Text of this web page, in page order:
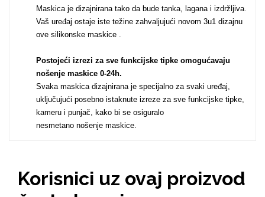
Maskica je dizajnirana tako da bude tanka, lagana i izdržljiva.
Vaš uređaj ostaje iste težine zahvaljujući novom 3u1 dizajnu
ove silikonske maskice .
Postojeći izrezi za sve funkcijske tipke omogućavaju
nošenje maskice 0-24h.
Svaka maskica dizajnirana je specijalno za svaki uređaj,
uključujući posebno istaknute izreze za sve funkcijske tipke,
kameru i punjač, kako bi se osiguralo
nesmetano nošenje maskice.
Korisnici uz ovaj proizvod